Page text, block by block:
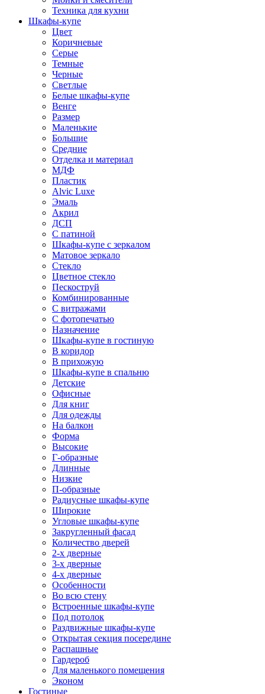
Техника для кухни
Шкафы-купе
Цвет
Коричневые
Серые
Темные
Черные
Светлые
Белые шкафы-купе
Венге
Размер
Маленькие
Большие
Средние
Отделка и материал
МДФ
Пластик
Alvic Luxe
Эмаль
Акрил
ДСП
С патиной
Шкафы-купе с зеркалом
Матовое зеркало
Стекло
Цветное стекло
Пескоструй
Комбинированные
С витражами
С фотопечатью
Назначение
Шкафы-купе в гостиную
В коридор
В прихожую
Шкафы-купе в спальню
Детские
Офисные
Для книг
Для одежды
На балкон
Форма
Высокие
Г-образные
Длинные
Низкие
П-образные
Радиусные шкафы-купе
Широкие
Угловые шкафы-купе
Закругленный фасад
Количество дверей
2-х дверные
3-х дверные
4-х дверные
Особенности
Во всю стену
Встроенные шкафы-купе
Под потолок
Раздвижные шкафы-купе
Открытая секция посередине
Распашные
Гардероб
Для маленького помещения
Эконом
Гостиные